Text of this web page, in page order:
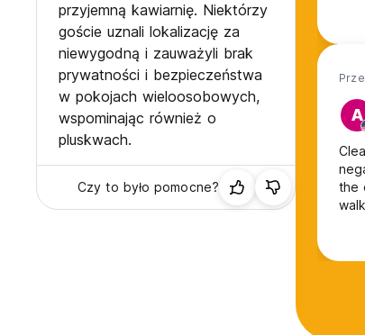
przyjemną kawiarnię. Niektórzy
goście uznali lokalizację za
niewygodną i zauważyli brak
prywatności i bezpieczeństwa
w pokojach wieloosobowych,
wspominając również o
pluskwach.
Czy to było pomocne?
A
the door